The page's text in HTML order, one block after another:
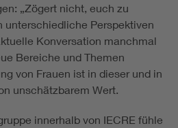
„Zögert nicht, euch zu
unterschiedliche Perspektiven
Konversation manchmal
Bereiche und Themen
von Frauen ist in dieser und in
unschätzbarem Wert.
innerhalb von IECRE fühle